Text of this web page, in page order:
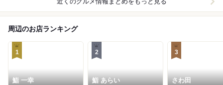
周辺のお店ランキング
1
鮨 一幸
2
鮨 あらい
3
さわ田